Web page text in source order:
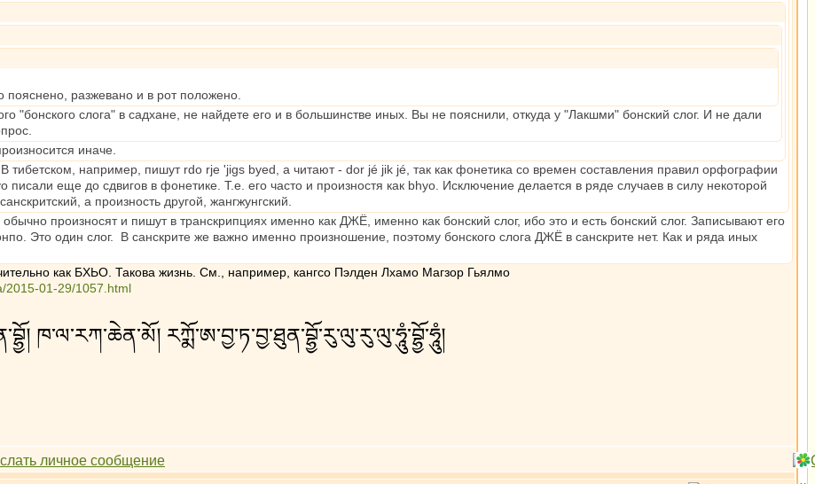
пояснено, разжевано и в рот положено.
"бонского слога" в садхане, не найдете его и в большинстве иных. Вы не пояснили, откуда у "Лакшми" бонский слог. И не дали
иначе.
тибетском, например, пишут rdo rje 'jigs byed, а читают - dor jé jik jé, так как фонетика со времен составления правил орфографии
писали еще до сдвигов в фонетике. Т.е. его часто и произностя как bhyo. Исключение делается в ряде случаев в силу некоторой
а произность другой, жангжунгский.
произносят и пишут в транскрипциях именно как ДЖЁ, именно как бонский слог, ибо это и есть бонский слог. Записывают его
Это один слог. В санскрите же важно именно произношение, поэтому бонского слога ДЖЁ в санскрите нет. Как и ряда иных
как БХЬО. Такова жизнь. См., например, кангсо Пэлден Лхамо Магзор Гьялмо
2015-01-29/1057.html
ཁ་ལ་རཀ་ཆེན་མོ། རཀྨོ་ཨ་བྱ་ཏ་བྱ་ཐུན་བྷྱོ་རུ་ལུ་རུ་ལུ་ཧཱུཾ་བྷྱོ་ཧཱུཾ།